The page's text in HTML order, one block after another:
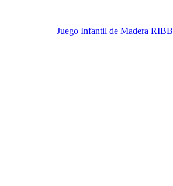
Juego Infantil de Madera